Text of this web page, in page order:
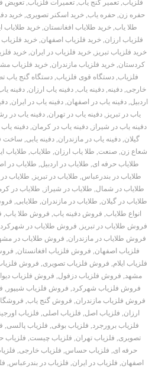
فلزیاب,تعمیر گنج یاب,تعمیرات فلزیاب,تعویض
حفره زن,حفره یاب,خرید اسکنر تصویری,خرید
طلا یاب, خرید طلایاب افغانستان, خرید طلایاب
فلزیاب ارزان,خرید فلزیاب اصفهان,خرید فلزیاب
خرید فلزیاب تبریز ,خرید فلزیاب در ایران,خرید
کردستان, خرید فلزیاب مازندران, خرید فلزیاب
فلزیاب, دستگاه قوی فلزیاب, دستگاه گنج یاب
خارجی,دفینه,دفینه یاب,دفینه یاب ارزان,دفینه
اردبیل, دفینه یاب در اصفهان, دفینه یاب در ایران,
یاب در تبریز ,دفینه یاب در تهران,دفینه یاب در
دفینه یاب در شیراز , دفینه یاب در کرمان, دفینه
گیلان,دفینه یاب در مازندران,دفینه یابی, ساخت
شعاع زن,صنعت, طلا یاب ارزان, طلایاب, طلایاب
طلایاب حرفه ای, طلایاب در اردبیل, طلایاب در
طلایاب در بندرعباس, طلایاب در تبریز , طلایاب
طلایاب در شمال, طلایاب در شیراز , طلایاب در
طلایاب در گیلان, طلایاب در مازندران, طلایابی,
انواع طلایاب, فروش دفینه یاب, فروش طلا یاب,
فروش طلایاب در تبریز , فروش طلایاب در شهرکرد
فروش طلایاب در مازندران, فروش طلایاب در
فلزیاب اصفهان, فروش فلزیاب افغانستان,
فلزیاب ایلام, فروش فلزیاب تصویری, فروش
مشهد, فروش فلزیاب دزفول, فروش فلزیاب
فروش فلزیاب شهرکرد, فروش فلزیاب شیپور ,
فروش فلزیاب مازندران, فروش گنج یاب,
ارزان, فلزیاب اصل, فلزیاب اصلی, فلزیاب
فلزیاب برورجرد, فلزیاب بوقی, فلزیاب پالسی,
تصویری, فلزیاب تهران, فلزیاب چیست, فلزیاب
حرفه ای, فلزیاب حساس, فلزیاب خارجی,
اصفهان, فلزیاب در ایران, فلزیاب در بندرعباس,